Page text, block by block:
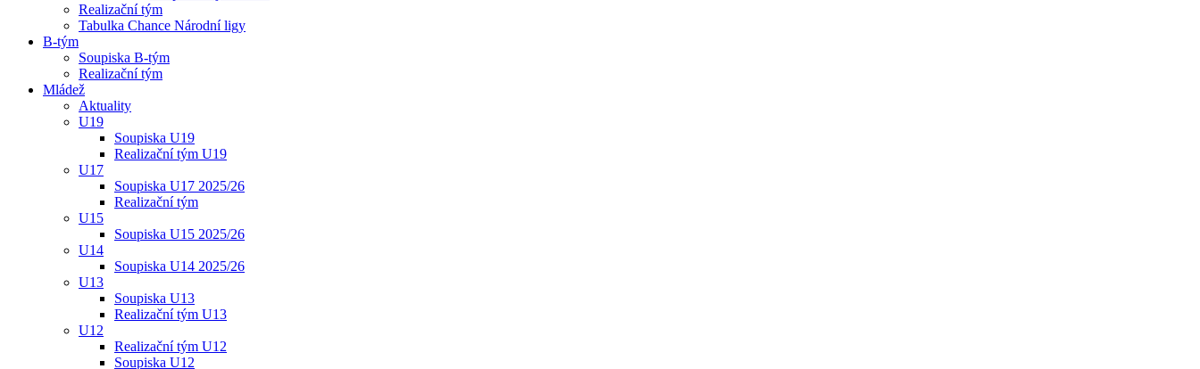
Realizační tým
Tabulka Chance Národní ligy
B-tým
Soupiska B-tým
Realizační tým
Mládež
Aktuality
U19
Soupiska U19
Realizační tým U19
U17
Soupiska U17 2025/26
Realizační tým
U15
Soupiska U15 2025/26
U14
Soupiska U14 2025/26
U13
Soupiska U13
Realizační tým U13
U12
Realizační tým U12
Soupiska U12